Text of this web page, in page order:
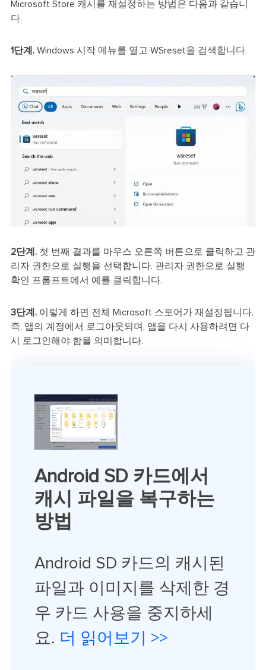
Microsoft Store 캐시를 재설정하는 방법은 다음과 같습니
다.
1단계.Windows 시작 메뉴를 열고 WSreset을 검색합니다.
2단계.첫 번째 결과를 마우스 오른쪽 버튼으로 클릭하고 관
리자 권한으로 실행을 선택합니다. 관리자 권한으로 실행
확인 프롬프트에서 예를 클릭합니다.
3단계.이렇게 하면 전체 Microsoft 스토어가 재설정됩니다.
즉, 앱의 계정에서 로그아웃되며, 앱을 다시 사용하려면 다
시 로그인해야 함을 의미합니다.
Android SD 카드에서
캐시 파일을 복구하는
방법
Android SD 카드의 캐시된
파일과 이미지를 삭제한 경
우 카드 사용을 중지하세
요. 더 읽어보기 >>